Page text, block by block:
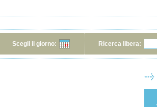
Scegli il giorno: Ricerca libera: